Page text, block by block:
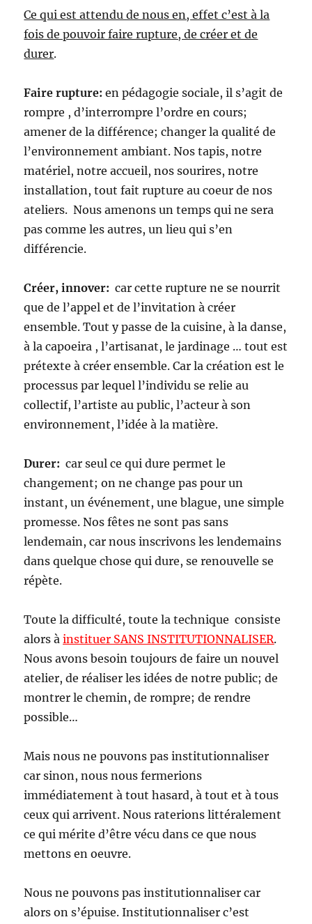
Ce qui est attendu de nous en, effet c’est à la
fois de pouvoir faire rupture, de créer et de
durer.
Faire rupture: en pédagogie sociale, il s’agit de
rompre , d’interrompre l’ordre en cours;
amener de la différence; changer la qualité de
l’environnement ambiant. Nos tapis, notre
matériel, notre accueil, nos sourires, notre
installation, tout fait rupture au coeur de nos
ateliers. Nous amenons un temps qui ne sera
pas comme les autres, un lieu qui s’en
différencie.
Créer, innover: car cette rupture ne se nourrit
que de l’appel et de l’invitation à créer
ensemble. Tout y passe de la cuisine, à la danse,
à la capoeira , l’artisanat, le jardinage … tout est
prétexte à créer ensemble. Car la création est le
processus par lequel l’individu se relie au
collectif, l’artiste au public, l’acteur à son
environnement, l’idée à la matière.
Durer: car seul ce qui dure permet le
changement; on ne change pas pour un
instant, un événement, une blague, une simple
promesse. Nos fêtes ne sont pas sans
lendemain, car nous inscrivons les lendemains
dans quelque chose qui dure, se renouvelle se
répète.
Toute la difficulté, toute la technique consiste
alors àinstituer SANS INSTITUTIONNALISER.
Nous avons besoin toujours de faire un nouvel
atelier, de réaliser les idées de notre public; de
montrer le chemin, de rompre; de rendre
possible…
Mais nous ne pouvons pas institutionnaliser
car sinon, nous nous fermerions
immédiatement à tout hasard, à tout et à tous
ceux qui arrivent. Nous raterions littéralement
ce qui mérite d’être vécu dans ce que nous
mettons en oeuvre.
Nous ne pouvons pas institutionnaliser car
alors on s’épuise. Institutionnaliser c’est